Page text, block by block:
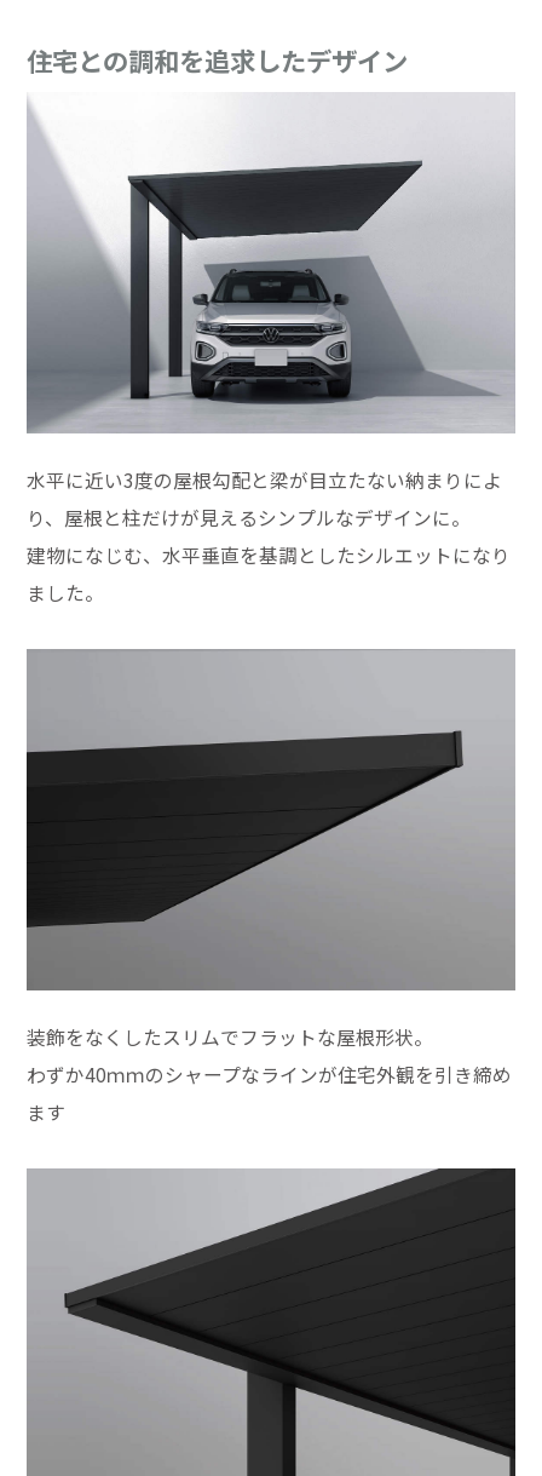
住宅との調和を追求したデザイン
水平に近い3度の屋根勾配と梁が目立たない納まりによ
り、屋根と柱だけが見えるシンプルなデザインに。
建物になじむ、水平垂直を基調としたシルエットになり
ました。
装飾をなくしたスリムでフラットな屋根形状。
わずか40ｍｍのシャープなラインが住宅外観を引き締め
ます